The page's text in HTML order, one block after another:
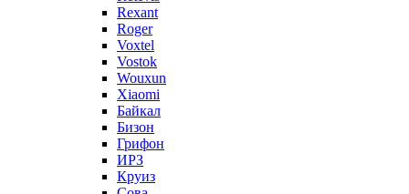
Rexant
Roger
Voxtel
Vostok
Wouxun
Xiaomi
Байкал
Бизон
Грифон
ИРЗ
Круиз